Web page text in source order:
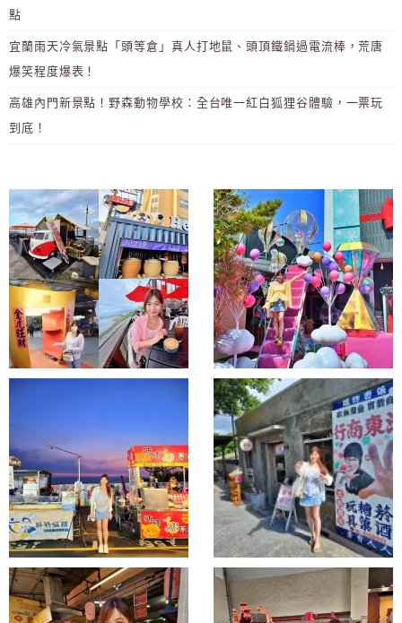
點
宜蘭雨天冷氣景點「頭等倉」真人打地鼠、頭頂鐵鍋過電流棒，荒唐
爆笑程度爆表！
高雄內門新景點！野森動物學校：全台唯一紅白狐狸谷體驗，一票玩
到底！